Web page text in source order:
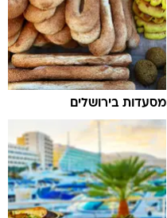
מסעדות בירושלים